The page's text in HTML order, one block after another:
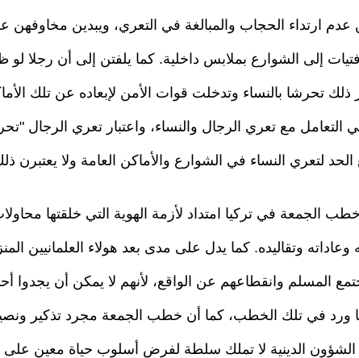
ارتداء الحجاب والمبالغة في التعري، ويبدين مخاوفهن
إلى الشوارع بملابس داخلية. كما يلفتن إلى أن رجلا لو
ذلك تحرشا بالنساء وتدخلت قوات الأمن لإبعاده عن تلك
التعامل مع تعري الرجال والنساء، واعتبار تعري الرجال
لتعري النساء في الشوارع والأماكن العامة ولا يعتبرن
في تركيا امتداد لأزمة الهوية التي خلقتها
وتقاليده. كما يدل على مدى بعد هولاء العلمانيين
المسلم وانقطاعهم عن الواقع، لأنهم لا يمكن أن يجدوا
ورد في تلك الخطب، كما أن خطب الجمعة مجرد تذكير
الشؤون الدينية لا تملك سلطة لفرض أسلوب حياة معين على